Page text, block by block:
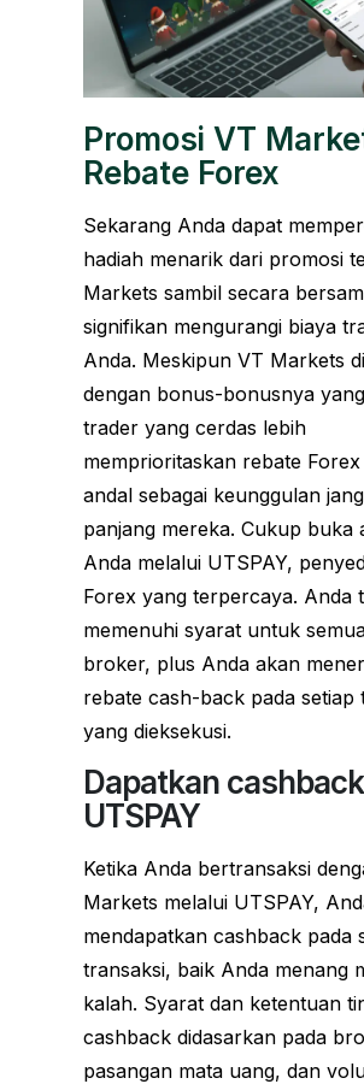
Promosi VT
Rebate Forex
Sekarang Anda dapat
hadiah menarik dari promosi
Markets sambil secara
signifikan mengurangi biaya
Anda. Meskipun VT Markets
dengan bonus-bonusnya
trader yang cerdas lebih
memprioritaskan rebate
andal sebagai keunggulan
panjang mereka. Cukup buka
Anda melalui UTSPAY,
Forex yang terpercaya. Anda
memenuhi syarat untuk
broker, plus Anda akan
rebate cash-back pada setiap
yang dieksekusi.
Dapatkan
UTSPAY
Ketika Anda bertransaksi
Markets melalui UTSPAY,
mendapatkan cashback pada
transaksi, baik Anda menang
kalah. Syarat dan ketentuan
cashback didasarkan pada
pasangan mata uang, dan